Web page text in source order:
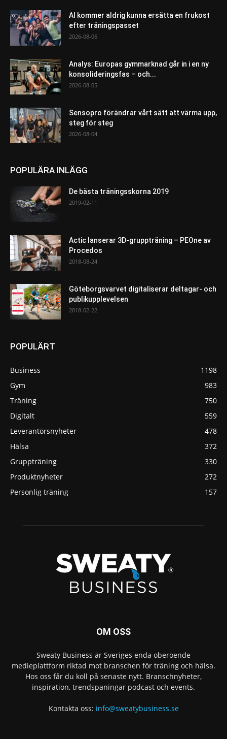
AI kommer aldrig kunna ersätta en frukost
efter träningspasset
2026-08-06
Analys: Europas gymmarknad går in i en ny
konsolideringsfas – och...
2026-08-05
Sensopro förändrar vårt sätt att värma upp,
steg för steg
2026-08-04
POPULÄRA INLÄGG
De bästa träningsskorna 2019
2019-02-11
Actic lanserar 3D-gruppträning – PEOne av
Procedos
2018-08-24
Göteborgsvarvet digitaliserar deltagar- och
publikupplevelsen
2018-02-22
POPULÄRT
Business
1198
Gym
983
Träning
750
Digitalt
559
Leverantörsnyheter
478
Hälsa
372
Gruppträning
330
Produktnyheter
272
Personlig träning
157
OM OSS
Sweaty Business är Sveriges enda oberoende
medieplattform riktad mot branschen för träning och hälsa.
Hos oss får du koll på senaste nytt. Branschnyheter,
inspiration, trendspaningar podcast och events.
Kontakta oss: info@sweatybusiness.se